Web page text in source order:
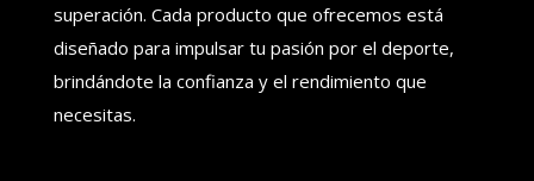
superación. Cada producto que ofrecemos está
diseñado para impulsar tu pasión por el deporte,
brindándote la confianza y el rendimiento que
necesitas.